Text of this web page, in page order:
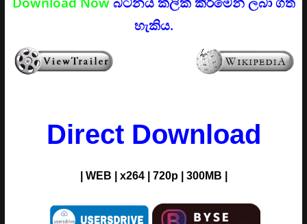
හැකිය.
Direct Download
| WEB | x264 | 720p | 300MB |